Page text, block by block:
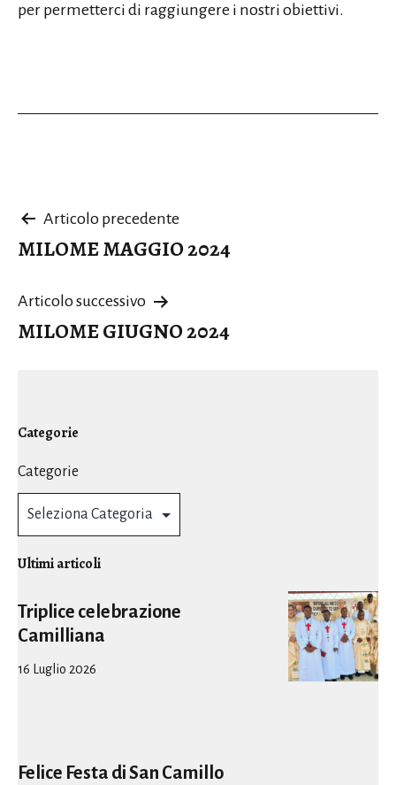
per permetterci di raggiungere i nostri obiettivi.
Navigazione
articoli
Articolo precedente
MILOME MAGGIO 2024
Articolo successivo
MILOME GIUGNO 2024
Categorie
Categorie
Ultimi articoli
Triplice celebrazione
Camilliana
16 Luglio 2026
Felice Festa di San Camillo